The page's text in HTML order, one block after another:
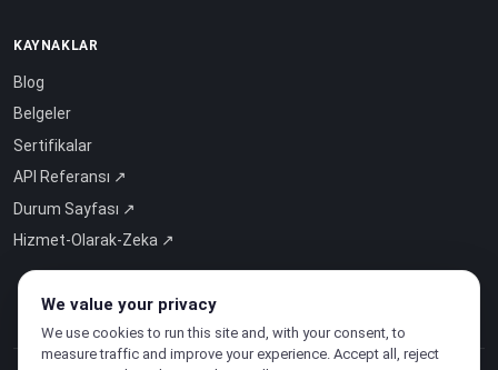
KAYNAKLAR
Blog
Belgeler
Sertifikalar
API Referansı ↗
Durum Sayfası ↗
Hizmet-Olarak-Zeka ↗
We value your privacy
We use cookies to run this site and, with your consent, to
measure traffic and improve your experience. Accept all, reject